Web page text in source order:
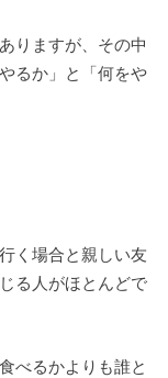
りますが、その中
るか」と「何をや
く場合と親しい友
る人がほとんどで
べるかよりも誰と